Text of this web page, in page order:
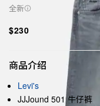
全新
$230
商品介绍
Levi's
JJJound 501 牛仔裤